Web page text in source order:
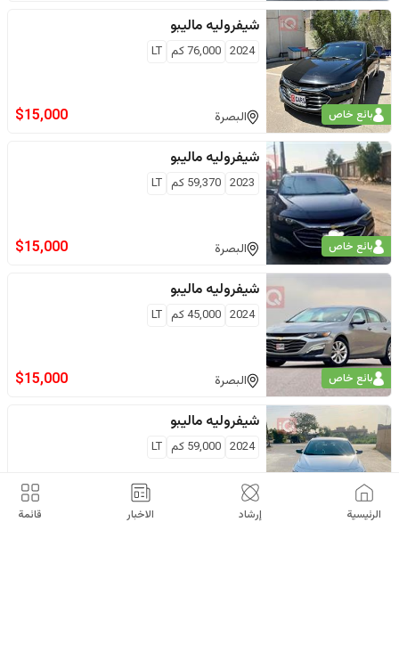
الرئيسية إرشاد الاخبار قائمة
بائع خاص
شيفروليه ماليبو
2024
76,000كم LT
البصرة $15,000
بائع خاص
شيفروليه ماليبو
2023
59,370 كم LT
البصرة $15,000
بائع خاص
شيفروليه ماليبو
2024
45,000كم LT
البصرة $15,000
بائع خاص
شيفروليه ماليبو
2024
59,000 كم LT
بغداد $14,500